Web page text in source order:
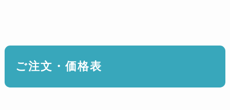
ご注文・価格表